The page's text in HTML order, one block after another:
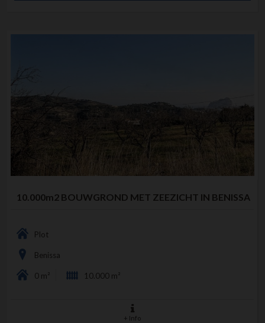
10.000m2 BOUWGROND MET ZEEZICHT IN BENISSA
Plot
Benissa
0 m² 10.000 m²
+ Info